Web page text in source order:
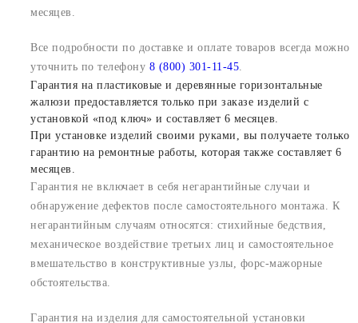
месяцев.
Все подробности по доставке и оплате товаров всегда можно
уточнить по телефону 8 (800) 301-11-45
Гарантия на пластиковые и деревянные горизонтальные
жалюзи предоставляется только при заказе изделий с
установкой «под ключ» и составляет 6 месяцев.
При установке изделий своими руками, вы получаете только
гарантию на ремонтные работы, которая также составляет 6
месяцев.
Гарантия не включает в себя негарантийные случаи и
обнаружение дефектов после самостоятельного монтажа. К
негарантийным случаям относятся: стихийные бедствия,
механическое воздействие третьих лиц и самостоятельное
вмешательство в конструктивные узлы, форс-мажорные
обстоятельства.
Гарантия на изделия для самостоятельной установки